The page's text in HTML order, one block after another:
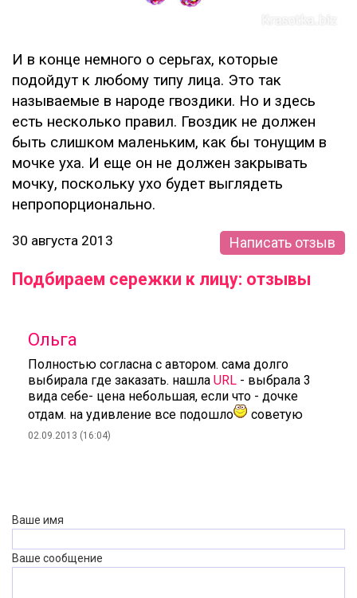
И в конце немного о серьгах, которые
подойдут к любому типу лица. Это так
называемые в народе гвоздики. Но и здесь
есть несколько правил. Гвоздик не должен
быть слишком маленьким, как бы тонущим в
мочке уха. И еще он не должен закрывать
мочку, поскольку ухо будет выглядеть
непропорционально.
30 августа 2013 Написать отзыв
Подбираем сережки к лицу: отзывы
Ольга
Полностью согласна с автором. сама долго
выбирала где заказать. нашла URL - выбрала 3
вида себе- цена небольшая, если что - дочке
отдам. на удивление все подошло
советую
02.09.2013 (16:04)
Ваше имя
Ваше сообщение